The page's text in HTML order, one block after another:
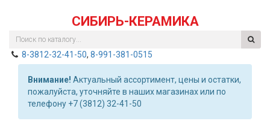
СИБИРЬ-КЕРАМИКА
8-3812-32-41-50, 8-991-381-0515
Внимание! Актуальный ассортимент, цены и остатки,
пожалуйста, уточняйте в наших магазинах или по
телефону +7 (3812) 32-41-50